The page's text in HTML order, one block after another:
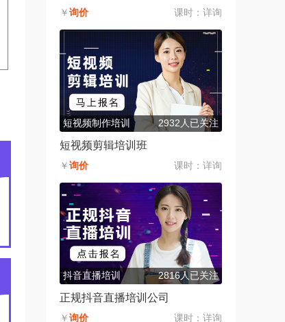
￥询价 课时： 详询
短视频制作培训 2932人已关注
短视频剪辑培训班
￥询价 课时： 详询
抖音直播培训 2816人已关注
正规抖音直播培训公司
￥询价 课时： 详询